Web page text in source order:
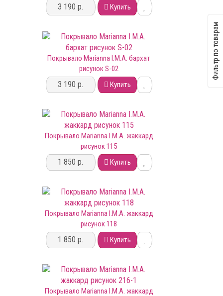
Фильтр по товарам
3 190 р. Купить
Покрывало Marianna I.M.A. бархат
рисунок S-02
3 190 р. Купить
Покрывало Marianna I.M.A. жаккард
рисунок 115
1 850 р. Купить
Покрывало Marianna I.M.A. жаккард
рисунок 118
1 850 р. Купить
Покрывало Marianna I.M.A. жаккард